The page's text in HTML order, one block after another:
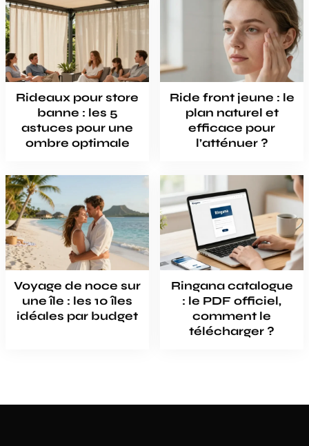
Rideaux pour store
banne : les 5
astuces pour une
ombre optimale
Ride front jeune : le
plan naturel et
efficace pour
l’atténuer ?
Voyage de noce sur
une île : les 10 îles
idéales par budget
Ringana catalogue
: le PDF officiel,
comment le
télécharger ?